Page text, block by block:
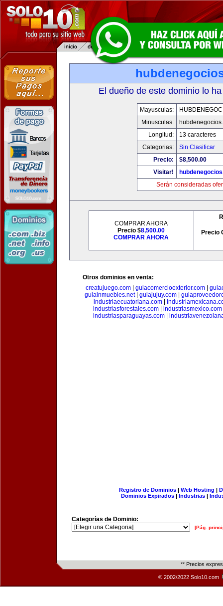
El dueño de este dominio lo
Mayusculas:
Minusculas:
Longitud:
13 caracteres
Categorias:
Sin Clasificar
Precio:
$8,500.00
Visitar!
Serán consideradas
COMPRAR AHORA
Precio $8,500.00
COMPRAR AHORA
Precio
Otros dominios en venta:
creatujuego.com| guiacomercioexterior.com|
guiainmuebles.net| guiajujuy.com|
industriaecuatoriana.com|
industriasforestales.com
industriasmexico.com
industriasparaguayas.com
Registro de Dominios| Web Hosting |
Dominios Expirados | Industrias |
Categorías de Dominio:
[Pág.
** Precios
© 2002/2022 Solo10.com